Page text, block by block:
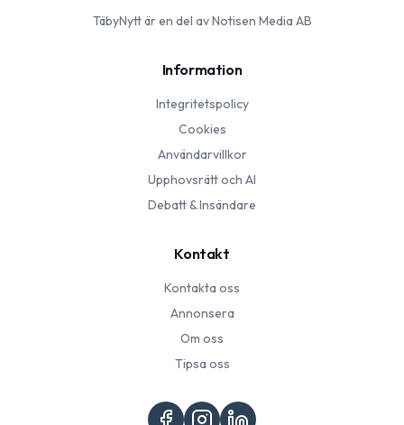
TäbyNyttär en del av Notisen Media AB
Information
Integritetspolicy
Cookies
Användarvillkor
Upphovsrätt och AI
Debatt & Insändare
Kontakt
Kontakta oss
Annonsera
Om oss
Tipsa oss